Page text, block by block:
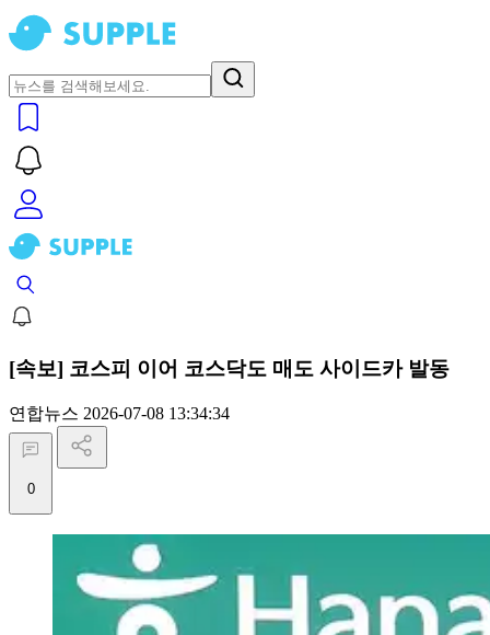
[속보] 코스피 이어 코스닥도 매도 사이드카 발동
연합뉴스 2026-07-08 13:34:34
0